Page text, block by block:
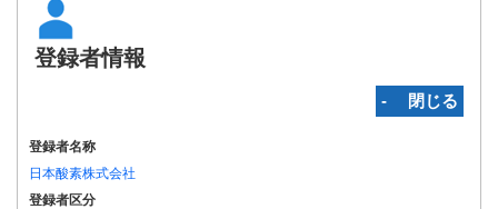
登録者情報
‐ 閉じる
登録者名称
日本酸素株式会社
登録者区分